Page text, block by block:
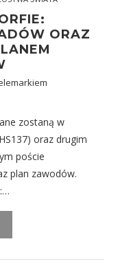
ORAZ
zostaną w
oraz drugim
poście
plan zawodów.